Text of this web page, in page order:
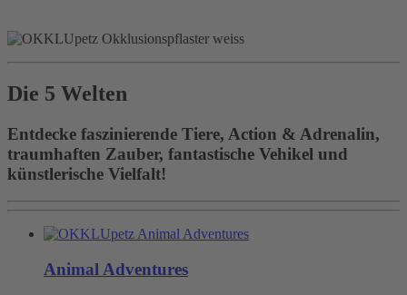
Die 5 Welten
Entdecke faszinierende Tiere, Action & Adrenalin,
traumhaften Zauber, fantastische Vehikel und
künstlerische Vielfalt!
Animal Adventures